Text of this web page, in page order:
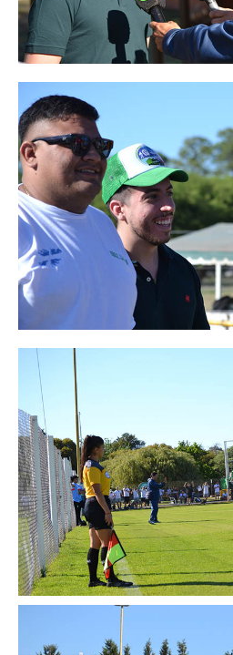
Secretaría de Capacitación
Sec. Derechos Humanos
Secretaría de Acción Social
Secretaría de Accidentes de Trabajo
Secretaría de Asuntos Jurídicos
Secretaría de la Juventud
Secretaría de la Vivienda
Secretaría de Deportes
Secretaría de Igualdad de Género
Secretaría de Comunicación
Secretaría de Jubilaciones
Secretaría de Planificación e Inversiones
Noticias secretarías
Gremiales
Planillas de sueldos
Planillas de sueldos
Planillas desde 1978
Acuerdos